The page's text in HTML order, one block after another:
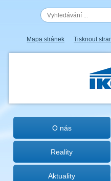
Mapa stránek Tisknout
O nás
Reality
Aktuality